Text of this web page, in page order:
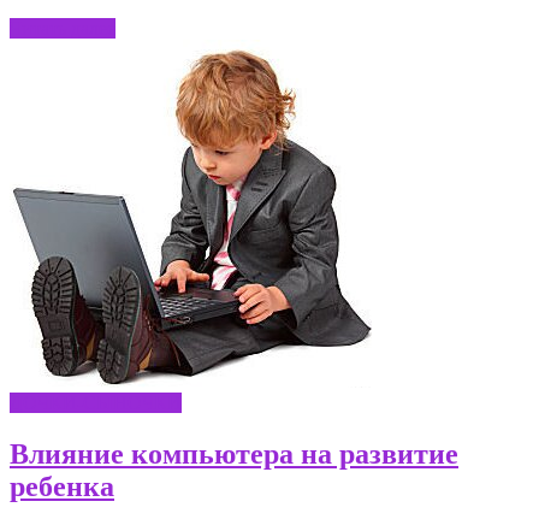
Влияние компьютера на развитие
ребенка